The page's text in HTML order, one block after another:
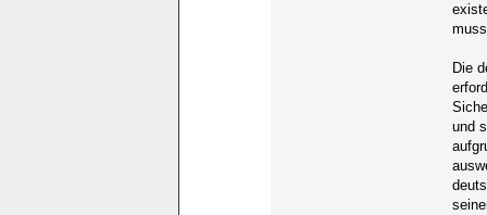
Die
und